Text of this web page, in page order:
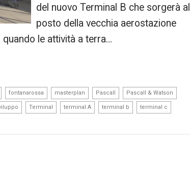
del nuovo Terminal B che sorgerà al
posto della vecchia aerostazione
le attività a terra…
fontanarossa masterplan Pascall Pascall & Watson
Terminal terminal A terminal b terminal c